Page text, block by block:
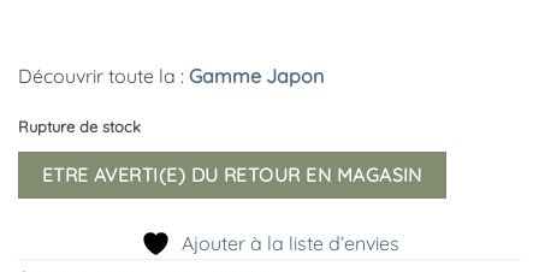
Découvrir toute la : Gamme Japon
Rupture de stock
ETRE AVERTI(E) DU RETOUR EN MAGASIN
Ajouter à la liste d’envies